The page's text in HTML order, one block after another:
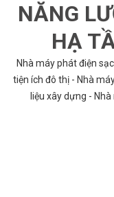
NĂNG
HẠ
Nhà máy phát điện
tiện ích đô thị - Nhà
liệu xây dựng -